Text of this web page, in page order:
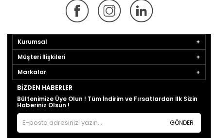
Kurumsal
Müşteri İlişkileri
Markalar
BIZDEN HABERLER
Bültenimize Üye Olun ! Tüm İndirim ve Fırsatlardan İlk Sizin
Haberiniz Olsun !
GÖNDER